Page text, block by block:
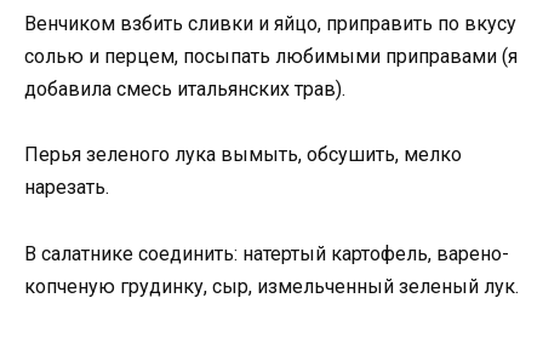
Венчиком взбить сливки и яйцо, приправить по вкусу
солью и перцем, посыпать любимыми приправами (я
добавила смесь итальянских трав).
Перья зеленого лука вымыть, обсушить, мелко
нарезать.
В салатнике соединить: натертый картофель, варено-
копченую грудинку, сыр, измельченный зеленый лук.